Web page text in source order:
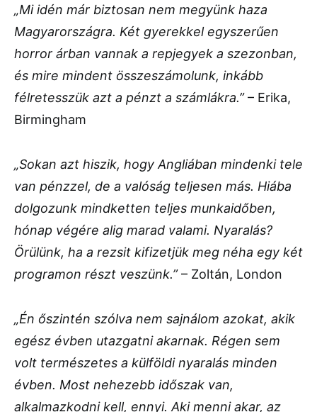
„Mi idén már biztosan nem megyünk haza
Magyarországra. Két gyerekkel egyszerűen
horror árban vannak a repjegyek a szezonban,
és mire mindent összeszámolunk, inkább
félretesszük azt a pénzt a számlákra.”– Erika,
Birmingham
„Sokan azt hiszik, hogy Angliában mindenki tele
van pénzzel, de a valóság teljesen más. Hiába
dolgozunk mindketten teljes munkaidőben,
hónap végére alig marad valami. Nyaralás?
Örülünk, ha a rezsit kifizetjük meg néha egy két
programon részt veszünk.”– Zoltán, London
„Én őszintén szólva nem sajnálom azokat, akik
egész évben utazgatni akarnak. Régen sem
volt természetes a külföldi nyaralás minden
évben. Most nehezebb időszak van,
alkalmazkodni kell, ennyi. Aki menni akar, az